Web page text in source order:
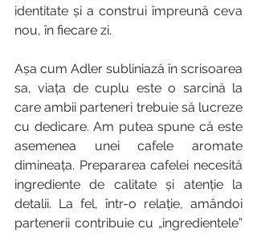
identitate și a construi împreună ceva
nou, în fiecare zi.
Așa cum Adler subliniază în scrisoarea
sa, viața de cuplu este o sarcină la
care ambii parteneri trebuie să lucreze
cu dedicare. Am putea spune că este
asemenea unei cafele aromate
dimineața. Prepararea cafelei necesită
ingrediente de calitate și atenție la
detalii. La fel, într-o relație, amândoi
partenerii contribuie cu „ingredientele”